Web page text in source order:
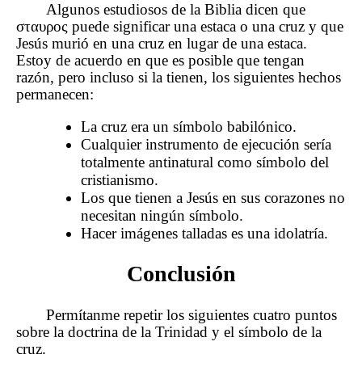
Algunos estudiosos de la Biblia dicen que
σταυρος puede significar una estaca o una cruz y que
Jesús murió en una cruz en lugar de una estaca.
Estoy de acuerdo en que es posible que tengan
razón, pero incluso si la tienen, los siguientes hechos
permanecen:
La cruz era un símbolo babilónico.
Cualquier instrumento de ejecución sería
totalmente antinatural como símbolo del
cristianismo.
Los que tienen a Jesús en sus corazones no
necesitan ningún símbolo.
Hacer imágenes talladas es una idolatría.
Conclusión
Permítanme repetir los siguientes cuatro puntos
sobre la doctrina de la Trinidad y el símbolo de la
cruz.